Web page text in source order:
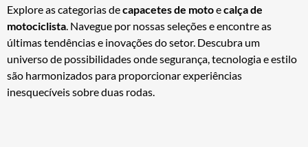
Explore as categorias decapacetes de motoecalça de
motociclista. Navegue por nossas seleções e encontre as
últimas tendências e inovações do setor. Descubra um
universo de possibilidades onde segurança, tecnologia e estilo
são harmonizados para proporcionar experiências
inesquecíveis sobre duas rodas.